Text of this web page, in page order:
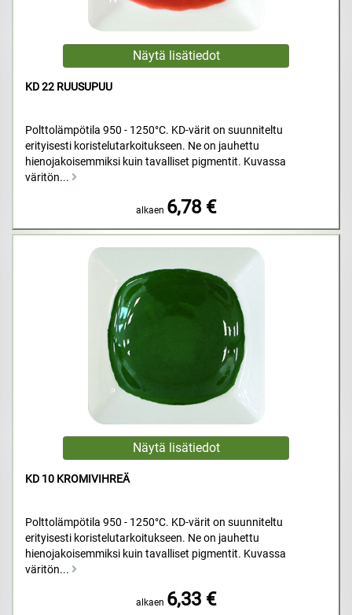
KD 22 RUUSUPUU
Polttolämpötila 950 - 1250°C. KD-värit on suunniteltu
erityisesti koristelutarkoitukseen. Ne on jauhettu
hienojakoisemmiksi kuin tavalliset pigmentit. Kuvassa
väritön...
alkaen 6,78 €
KD 10 KROMIVIHREÄ
Polttolämpötila 950 - 1250°C. KD-värit on suunniteltu
erityisesti koristelutarkoitukseen. Ne on jauhettu
hienojakoisemmiksi kuin tavalliset pigmentit. Kuvassa
väritön...
alkaen 6,33 €